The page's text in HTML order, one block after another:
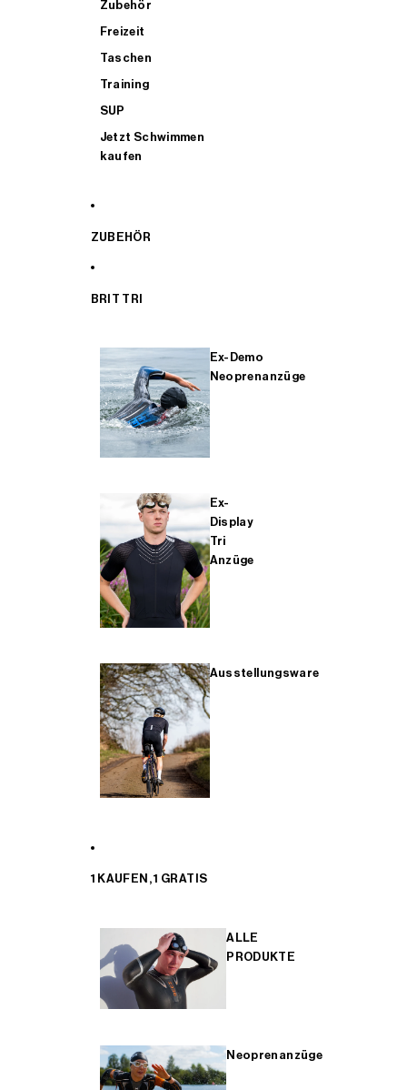
Zubehör
Freizeit
Taschen
Training
SUP
Jetzt Schwimmen
kaufen
ZUBEHÖR
BRIT TRI
Ex-Demo
Neoprenanzüge
Ex-
Display
Tri
Anzüge
Ausstellungsware
1 KAUFEN, 1 GRATIS
ALLE
PRODUKTE
Neoprenanzüge